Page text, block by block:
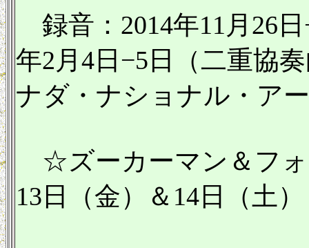
録音：2014年11月26
年2月4日−5日（二重協
ナダ・ナショナル・ア
☆ズーカーマン＆フォ
13日（金）＆14日（土